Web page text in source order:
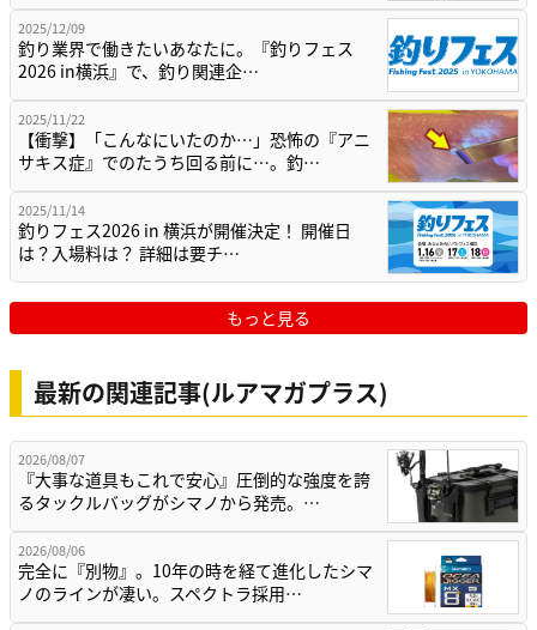
2025/12/09
釣り業界で働きたいあなたに。『釣りフェス
2026 in横浜』で、釣り関連企…
2025/11/22
【衝撃】「こんなにいたのか…」恐怖の『アニ
サキス症』でのたうち回る前に…。釣…
2025/11/14
釣りフェス2026 in 横浜が開催決定！ 開催日
は？入場料は？ 詳細は要チ…
もっと見る
最新の関連記事(ルアマガプラス)
2026/08/07
『大事な道具もこれで安心』圧倒的な強度を誇
るタックルバッグがシマノから発売。…
2026/08/06
完全に『別物』。10年の時を経て進化したシマ
ノのラインが凄い。スペクトラ採用…